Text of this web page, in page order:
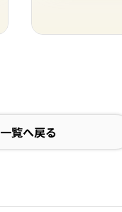
一覧へ戻る